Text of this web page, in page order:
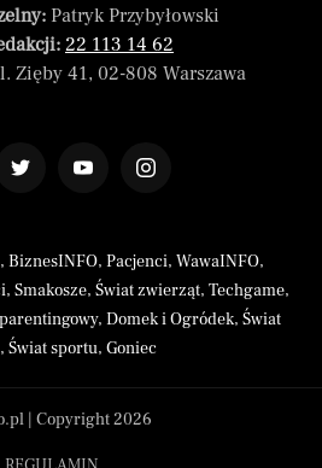
Patryk Przybyłowski
22 113 14 62
Zięby 41, 02-808 Warszawa
, BiznesINFO, Pacjenci, WawaINFO,
, Smakosze, Świat zwierząt, Techgame,
, Domek i Ogródek, Świat
, Świat sportu, Goniec
| Copyright 2026